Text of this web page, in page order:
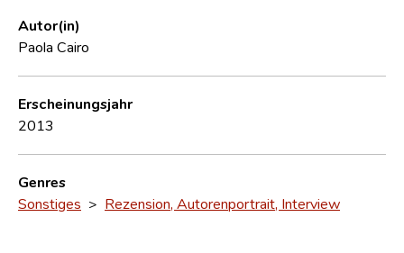
Autor(in)
Paola Cairo
Erscheinungsjahr
2013
Genres
Sonstiges > Rezension, Autorenportrait, Interview